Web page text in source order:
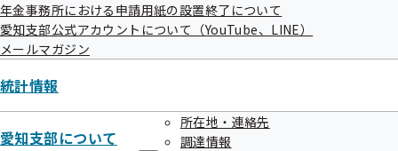
年金事務所における申請用紙の設置終了について
愛知支部公式アカウントについて（YouTube、LINE）
メールマガジン
統計情報
愛知支部について
所在地・連絡先
調達情報
所在地
〒460-0003 名古屋市中区錦3-8-7 こまビル3F